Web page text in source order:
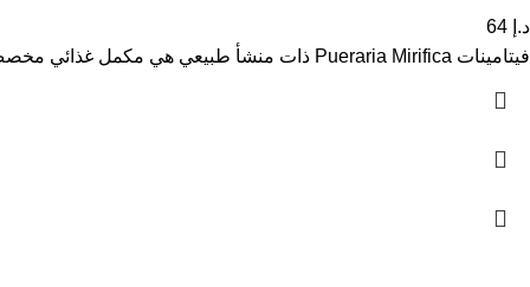
د.إ
فيتامينات Pueraria Mirifica ذات منشأ طبيعي هي مكمل غذائي مخصص لدعم صحة وجمال المرأة بتركيبة غنية بمركبات فيتوأستروجين النباتية. تساعد